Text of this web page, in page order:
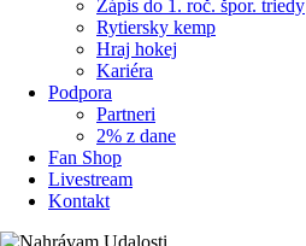
Zápis do 1. roč. špor. triedy
Rytiersky kemp
Hraj hokej
Kariéra
Podpora
Partneri
2% z dane
Fan Shop
Livestream
Kontakt